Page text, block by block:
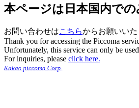
本ページは日本国内での
お問い合わせはこちらからお願いいた
Thank you for accessing the Piccoma
Unfortunately, this service can only be
For inquiries, please click here.
Kakao piccoma Corp.